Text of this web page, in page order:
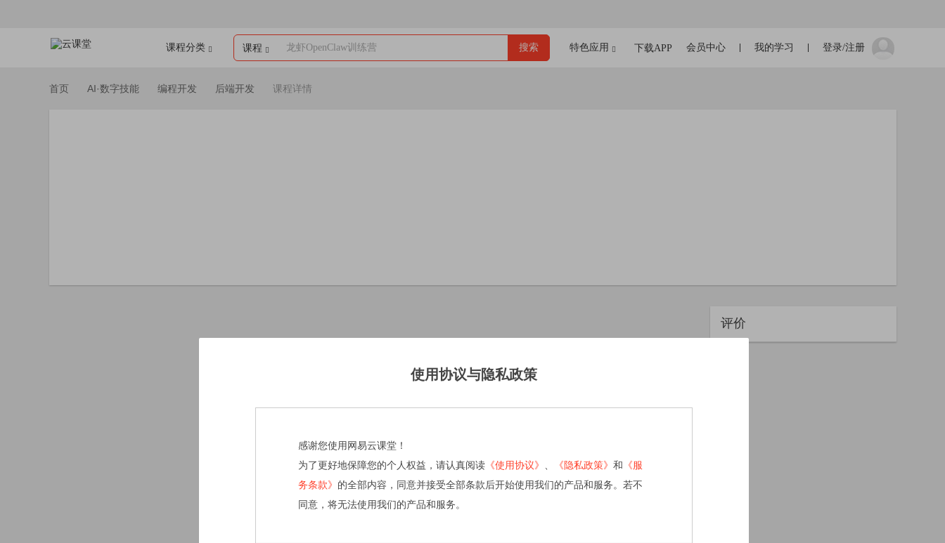
课程分类 课程 龙虾OpenClaw训练营 搜索 特色应用 下载APP 登录/注册
我的学习
会员中心
首页 AI·数字技能 编程开发 后端开发 课程详情
评价
使用协议与隐私政策
感谢您使用网易云课堂！
为了更好地保障您的个人权益，请认真阅读 《使用协议》 《隐私政策》 和 《服
务条款》 的全部内容，同意并接受全部条款后开始使用我们的产品和服务。若不
同意，将无法使用我们的产品和服务。